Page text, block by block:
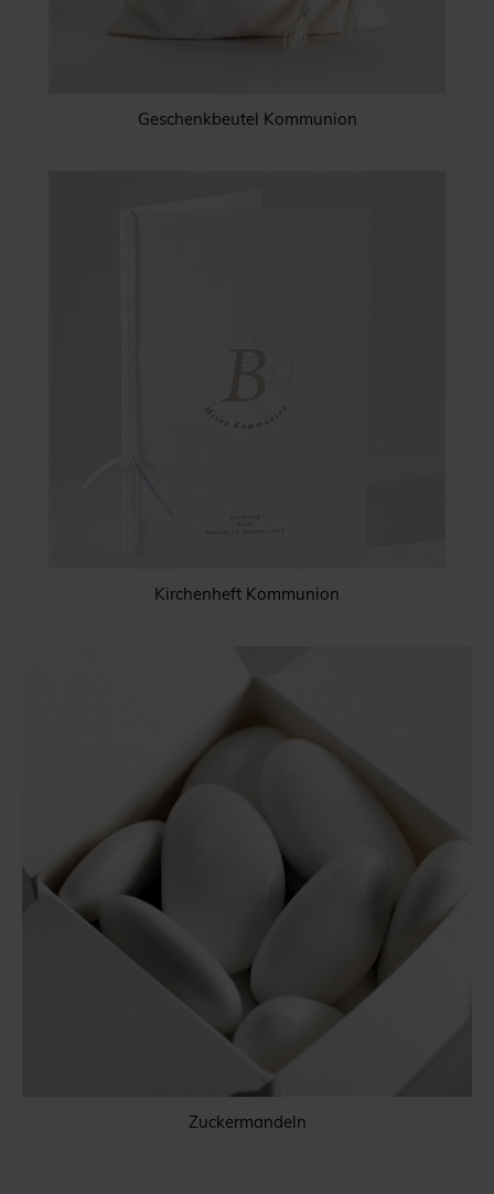
Geschenkbeutel Kommunion
Kirchenheft Kommunion
Zuckermandeln